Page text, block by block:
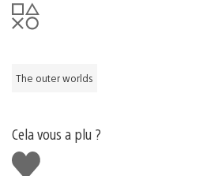
The outer worlds
Cela vous a plu ?
J'aime